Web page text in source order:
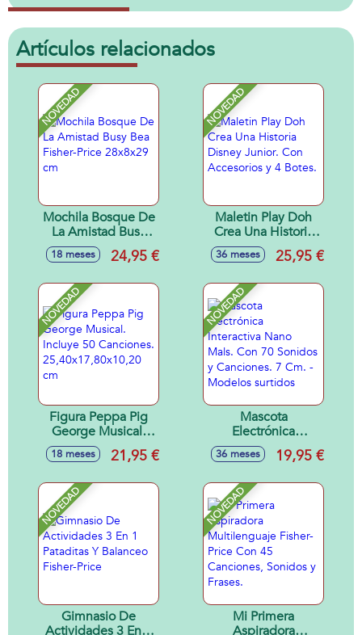
Artículos relacionados
NOVEDAD
Mochila Bosque De
La Amistad Busy
Bea Fisher-Price
28x8x29 cm
18 meses 24,95 €
NOVEDAD
Maletin Play Doh
Crea Una Historia
Disney Junior. Con
Accesorios y 4
36 meses 25,95 €
NOVEDAD
Figura Peppa Pig
George Musical.
Incluye 50
Canciones.
cm
18 meses 21,95 €
NOVEDAD
Mascota
Electrónica
Interactiva Nano
Mals. Con 70
Canciones. 7 Cm. -
Modelos surtidos
36 meses 19,95 €
NOVEDAD
Gimnasio De
Actividades 3 En 1
NOVEDAD
Mi Primera
Aspiradora